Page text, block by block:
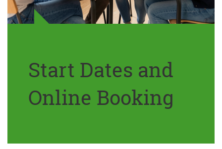
Start Dates and
Online Booking